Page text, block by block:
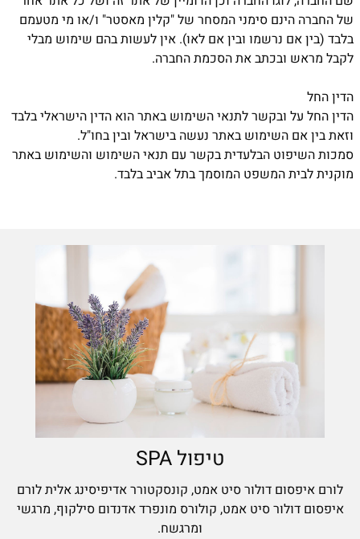
של החברה הינם סימני המסחר של "קלין מאסטר" ו/או מי מטעמם
בלבד (בין אם נרשמו ובין אם לאו). אין לעשות בהם שימוש מבלי
לקבל מראש ובכתב את הסכמת החברה.
הדין החל
הדין החל על ובקשר לתנאי השימוש באתר הוא הדין הישראלי בלבד
וזאת בין אם השימוש באתר נעשה בישראל ובין בחו"ל.
סמכות השיפוט הבלעדית בקשר עם תנאי השימוש והשימוש באתר
מוקנית לבית המשפט המוסמך בתל אביב בלבד.
טיפול SPA
לורם איפסום דולור סיט אמט, קונסקטורר אדיפיסינג אלית לורם
איפסום דולור סיט אמט, קולורס מונפרד אדנדום סילקוף, מרגשי
ומרגשח.